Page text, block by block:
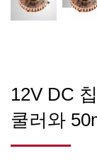
12V DC
쿨러와